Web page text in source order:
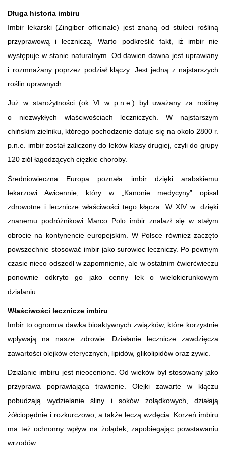
Długa historia imbiru
Imbir lekarski (Zingiber officinale) jest znaną od stuleci rośliną
przyprawową i leczniczą. Warto podkreślić fakt, iż imbir nie
występuje w stanie naturalnym. Od dawien dawna jest uprawiany
i rozmnażany poprzez podział kłączy. Jest jedną z najstarszych
roślin uprawnych.
Już w starożytności (ok VI w p.n.e.) był uważany za roślinę
o niezwykłych właściwościach leczniczych. W najstarszym
chińskim zielniku, którego pochodzenie datuje się na około 2800 r.
p.n.e. imbir został zaliczony do leków klasy drugiej, czyli do grupy
120 ziół łagodzących ciężkie choroby.
Średniowieczna Europa poznała imbir dzięki arabskiemu
lekarzowi Awicennie, który w „Kanonie medycyny” opisał
zdrowotne i lecznicze właściwości tego kłącza. W XIV w. dzięki
znanemu podróżnikowi Marco Polo imbir znalazł się w stałym
obrocie na kontynencie europejskim. W Polsce również zaczęto
powszechnie stosować imbir jako surowiec leczniczy. Po pewnym
czasie nieco odszedł w zapomnienie, ale w ostatnim ćwierćwieczu
ponownie odkryto go jako cenny lek o wielokierunkowym
działaniu.
Właściwości lecznicze imbiru
Imbir to ogromna dawka bioaktywnych związków, które korzystnie
wpływają na nasze zdrowie. Działanie lecznicze zawdzięcza
zawartości olejków eterycznych, lipidów, glikolipidów oraz żywic.
Działanie imbiru jest nieocenione. Od wieków był stosowany jako
przyprawa poprawiająca trawienie. Olejki zawarte w kłączu
pobudzają wydzielanie śliny i soków żołądkowych, działają
żółciopędnie i rozkurczowo, a także leczą wzdęcia. Korzeń imbiru
ma też ochronny wpływ na żołądek, zapobiegając powstawaniu
wrzodów.